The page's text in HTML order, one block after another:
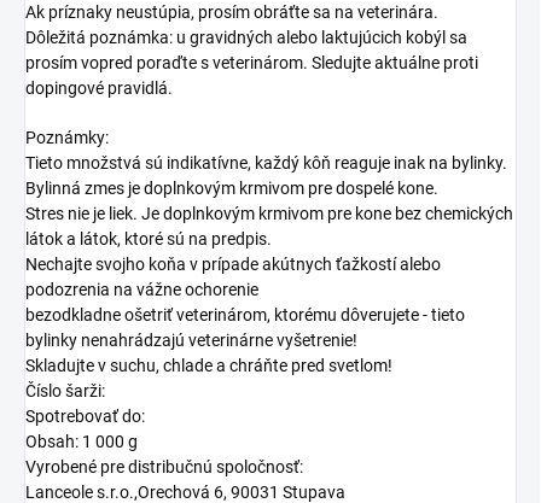
Ak príznaky neustúpia, prosím obráťte sa na veterinára.
Dôležitá poznámka: u gravidných alebo laktujúcich kobýl sa
prosím vopred poraďte s veterinárom. Sledujte aktuálne proti
dopingové pravidlá.
Poznámky:
Tieto množstvá sú indikatívne, každý kôň reaguje inak na bylinky.
Bylinná zmes je doplnkovým krmivom pre dospelé kone.
Stres nie je liek. Je doplnkovým krmivom pre kone bez chemických
látok a látok, ktoré sú na predpis.
Nechajte svojho koňa v prípade akútnych ťažkostí alebo
podozrenia na vážne ochorenie
bezodkladne ošetriť veterinárom, ktorému dôverujete - tieto
bylinky nenahrádzajú veterinárne vyšetrenie!
Skladujte v suchu, chlade a chráňte pred svetlom!
Číslo šarži:
Spotrebovať do:
Obsah: 1 000 g
Vyrobené pre distribučnú spoločnosť:
Lanceole s.r.o.,Orechová 6, 90031 Stupava